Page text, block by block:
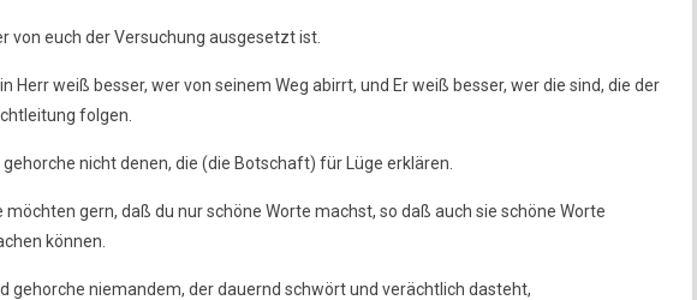
von euch der Versuchung ausgesetzt ist.
Herr weiß besser, wer von seinem Weg abirrt, und Er weiß besser, wer die sind, die der
folgen.
gehorche nicht denen, die (die Botschaft) für Lüge erklären.
möchten gern, daß du nur schöne Worte machst, so daß auch sie schöne Worte
können.
gehorche niemandem, der dauernd schwört und verächtlich dasteht,